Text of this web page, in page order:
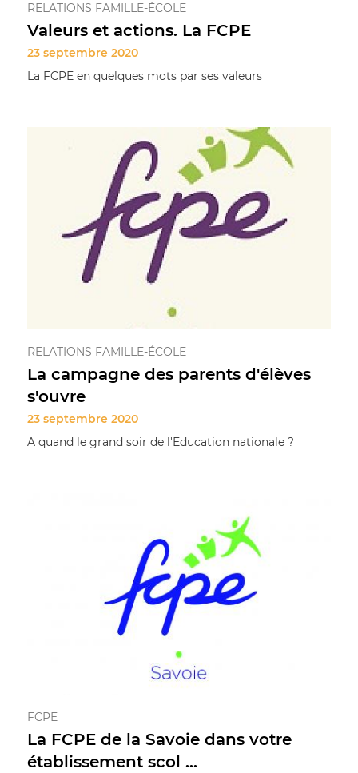
RELATIONS FAMILLE-ÉCOLE
Valeurs et actions. La FCPE
23 septembre 2020
La FCPE en quelques mots par ses valeurs
RELATIONS FAMILLE-ÉCOLE
La campagne des parents d'élèves
s'ouvre
23 septembre 2020
A quand le grand soir de l'Education nationale ?
FCPE
La FCPE de la Savoie dans votre
établissement scol ...